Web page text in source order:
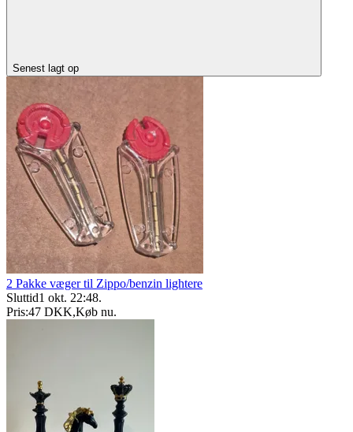
Senest lagt op
2 Pakke væger til Zippo/benzin lightere
Sluttid1 okt. 22:48.
Pris:47 DKK,Køb nu.